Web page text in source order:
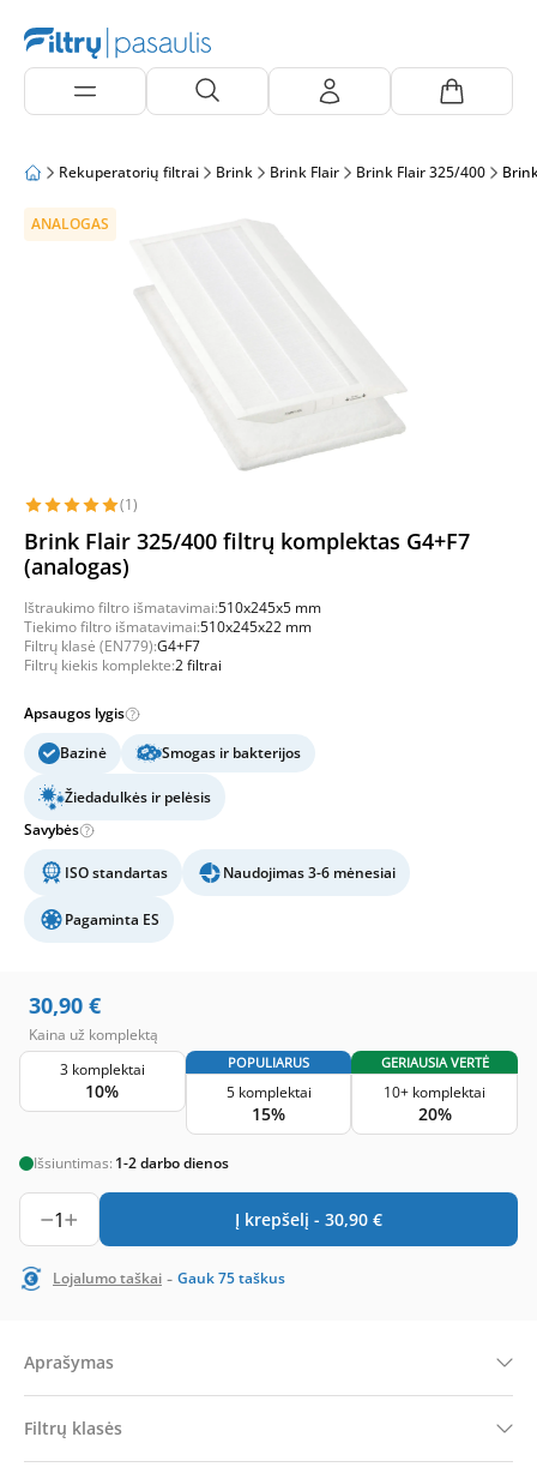
Rekuperatorių filtrai Brink Brink Flair Brink Flair 325/400
ANALOGAS
(1)
Brink Flair 325/400 filtrų komplektas G4+F7
(analogas)
Ištraukimo filtro išmatavimai:510x245x5 mm
Tiekimo filtro išmatavimai:510x245x22 mm
Filtrų klasė (EN779):G4+F7
Filtrų kiekis komplekte:2 filtrai
Apsaugos lygis
Bazinė
Smogas ir bakterijos
Žiedadulkės ir pelėsis
Savybės
ISO standartas Naudojimas 3-6 mėnesiai
Pagaminta ES
30,90 €
Kaina už komplektą
3 komplektai
10%
POPULIARUS
5 komplektai
15%
GERIAUSIA VERTĖ
10+ komplektai
20%
Išsiuntimas: 1-2 darbo dienos
1 Į krepšelį - 30,90 €
Lojalumo taškai - Gauk75taškus
Aprašymas
Filtrų klasės